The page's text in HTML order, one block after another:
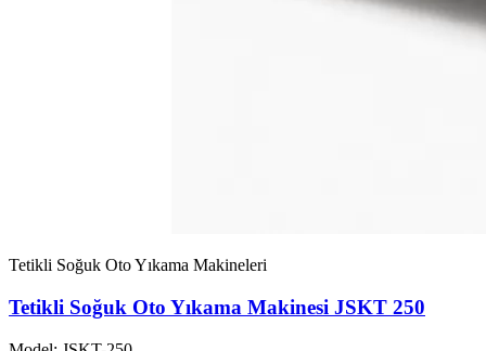
Tetikli Soğuk Oto Yıkama Makineleri
Tetikli Soğuk Oto Yıkama Makinesi JSKT 250